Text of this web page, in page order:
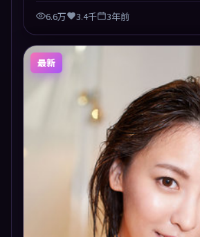
6.6万 3.4千 3年前
最新